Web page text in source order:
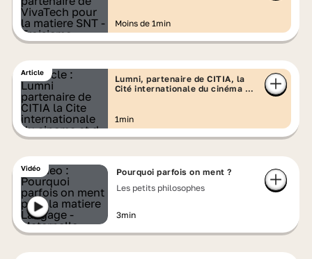
Moins de 1min
Article
Lumni, partenaire de CITIA, la
Cité internationale du cinéma et
1min
Vidéo
Pourquoi parfois on ment ?
Les petits philosophes
3min